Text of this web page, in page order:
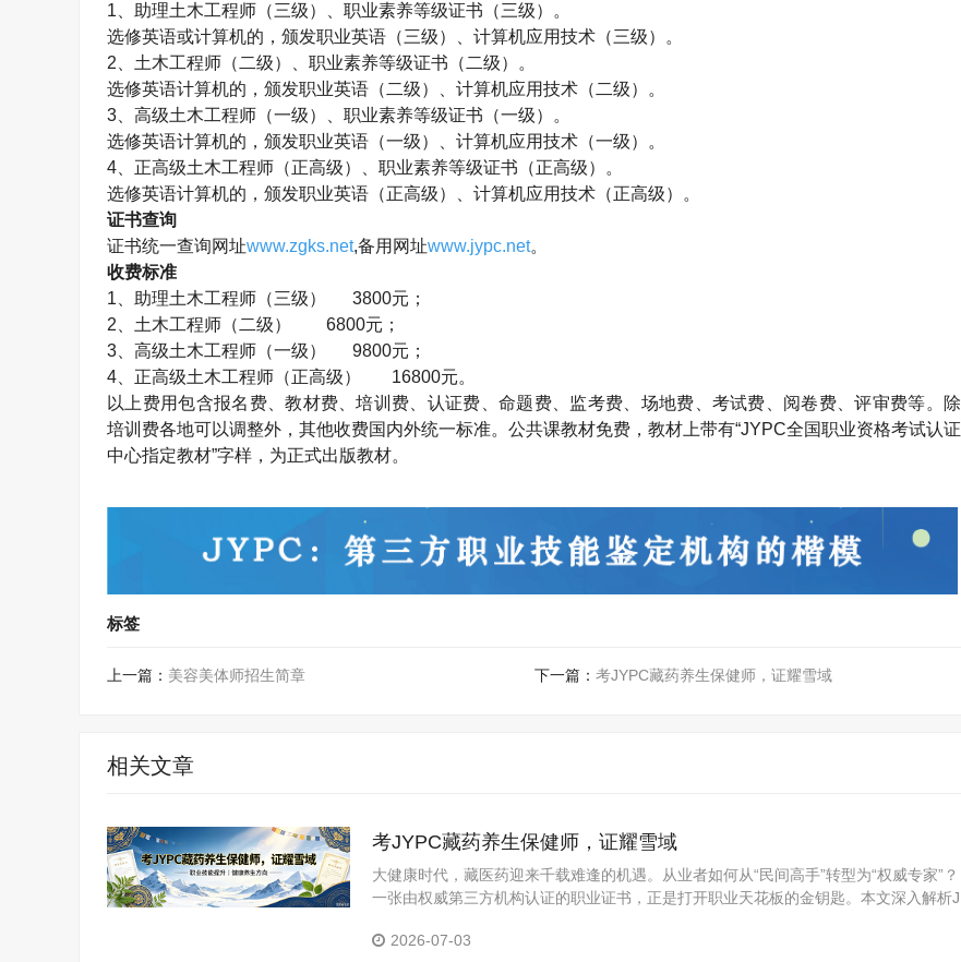
1、助理土木工程师 （三级）、职业素养等级证书（三级）。
选修英语或计算机的，颁发职业英语（三级）、计算机应用技术（三级）。
2、 土木工程师 （二级）、职业素养等级证书（二级）。
选修英语计算机的，颁发职业英语（二级）、计算机应用技术（二级）。
3、高级土木工程师 （一级）、职业素养等级证书（一级）。
选修英语计算机的，颁发职业英语（一级）、计算机应用技术（一级）。
4、正高级土木工程师 （正高级）、职业素养等级证书（正高级）。
选修英语计算机的，颁发职业英语（正高级）、计算机应用技术（正高级）。
证书查询
证书统一查询网址www.zgks.net,备用网址www.jypc.net。
收费标准
1、助理土木工程师 （三级） 3800元；
2、 土木工程师 （二级） 6800元；
3、高级土木工程师 （一级） 9800元；
4、正高级土木工程师 （正高级）
16800元。
以上费用包含报名费、教材费、培训费、认证费、命题费、监考费、场地费、考试费、阅卷费、评审费等。除
培训费各地可以调整外，其他收费国内外统一标准。公共课教材免费，教材上带有“JYPC全国职业资格考试认证
中心指定教材”字样，为正式出版教材。
标签
上一篇： 美容美体师招生简章 下一篇： 考JYPC藏药养生保健师，证耀雪域
相关文章
考JYPC藏药养生保健师，证耀雪域
大健康时代，藏医药迎来千载难逢的机遇。从业者如何从“民间高手”转型为“权威专家”？
一张由权威第三方机构认证的职业证书，正是打开职业天花板的金钥匙。本文深入解析J
2026-07-03